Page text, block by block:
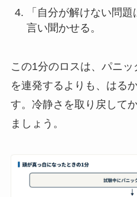
「自分が解けない問
言い聞かせる。
この1分のロスは、パニ
を連発するよりも、はる
す。冷静さを取り戻して
ましょう。